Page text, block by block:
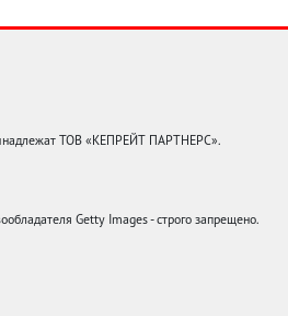
ТОВ «КЕПРЕЙТ ПАРТНЕРС».
Getty Images - строго запрещено.